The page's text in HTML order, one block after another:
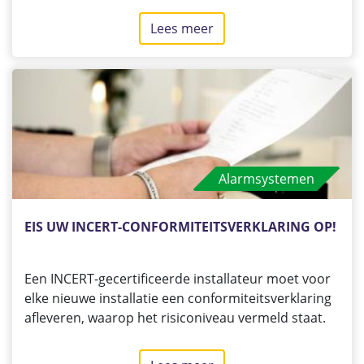
installateur en de oplossing die u kiest uit zijn
aanbod. U moet kunnen kiezen met kennis van
Lees meer
Hoe
maakt
de
juiste
voor
uw
alarminstallatie?
EIS UW INCERT-CONFORMITEITSVERKLARING OP!
Een INCERT-gecertificeerde installateur moet voor
elke nieuwe installatie een conformiteitsverklaring
afleveren, waarop het risiconiveau vermeld staat.
Deze verklaring biedt u de garantie dat uw
Alarmsystemen